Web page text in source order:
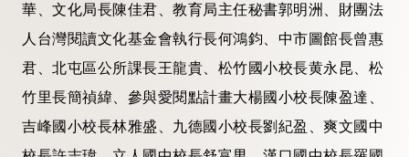
華、文化局長陳佳君、教育局主任秘書郭明洲、財團法
人台灣閱讀文化基金會執行長何鴻鈞、中市圖館長曾惠
君、北屯區公所課長王龍貴、松竹國小校長黄永昆、松
竹里長簡禎緯、參與愛閱點計畫大楊國小校長陳盈達、
吉峰國小校長林雅盛、九德國小校長劉紀盈、爽文國中